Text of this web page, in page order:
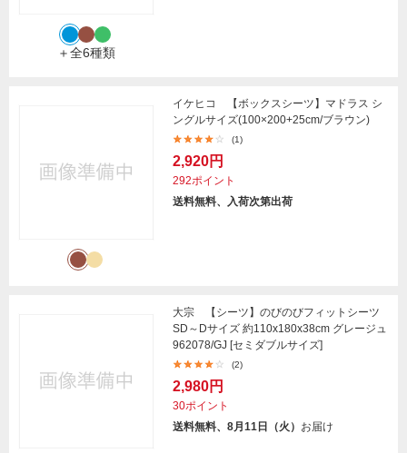
＋全6種類
イケヒコ 【ボックスシーツ】マドラス シ
ングルサイズ(100×200+25cm/ブラウン)
(1)
2,920円
292ポイント
送料無料、入荷次第出荷
大宗 【シーツ】のびのびフィットシーツ
SD～Dサイズ 約110x180x38cm グレージュ
962078/GJ [セミダブルサイズ]
(2)
2,980円
30ポイント
送料無料、8月11日（火） お届け